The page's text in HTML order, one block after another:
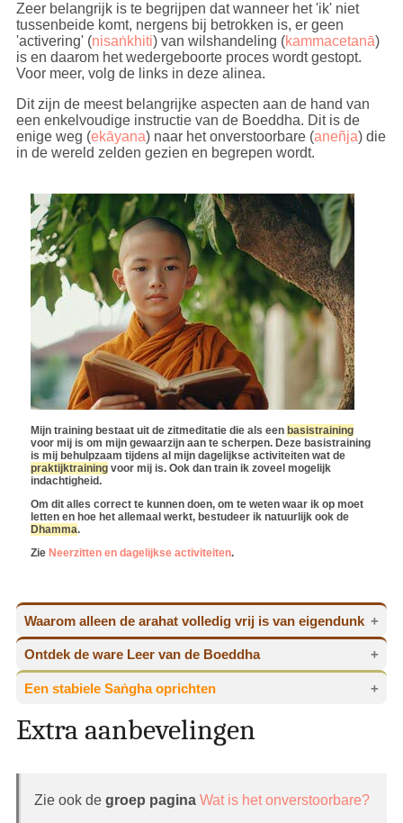
Zeer belangrijk is te begrijpen dat wanneer het 'ik' niet
tussenbeide komt, nergens bij betrokken is, er geen
'activering' (nisaṅkhiti) van wilshandeling (kammacetanā)
is en daarom het wedergeboorte proces wordt gestopt.
Voor meer, volg de links in deze alinea.
Dit zijn de meest belangrijke aspecten aan de hand van
een enkelvoudige instructie van de Boeddha. Dit is de
enige weg (ekāyana) naar het onverstoorbare (aneñja) die
in de wereld zelden gezien en begrepen wordt.
Mijn training bestaat uit de zitmeditatie die als een basistraining
voor mij is om mijn gewaarzijn aan te scherpen. Deze basistraining
is mij behulpzaam tijdens al mijn dagelijkse activiteiten wat de
praktijktraining voor mij is. Ook dan train ik zoveel mogelijk
indachtigheid.
Om dit alles correct te kunnen doen, om te weten waar ik op moet
letten en hoe het allemaal werkt, bestudeer ik natuurlijk ook de
Dhamma.
Zie Neerzitten en dagelijkse activiteiten.
Waarom alleen de arahat volledig vrij is van eigendunk
Waarom alleen de arahat volledig vrij is van
eigendunk
eigendunk en hoe dit in relatie staat met de
beoefening van de ware Dhamma? Bekijk dan eens
Ontdek de ware Leer van de Boeddha
Ontdek de ware Leer van de Boeddha
OpSTI is de ware Leer vande Boeddha
en in eenvoudige taal uiteengezet. Alles is
diep inzicht in de Leer. Exact in het licht zoals deze
oorspronkelijk door de Boeddha is onderwezen.
Een stabiele Saṅgha oprichten
Een stabiele Saṅgha oprichten
dat de website ongekend bijzonder is. Vanwege dit
Extra aanbevelingen
Zie ook de groep pagina Wat is het onverstoorbare?